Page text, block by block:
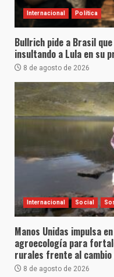
Internacional Política
Bullrich pide a Brasil
insultando a Lula en su
8 de agosto de 2026
Internacional Social
Manos Unidas impulsa
agroecología para
rurales frente al
8 de agosto de 2026